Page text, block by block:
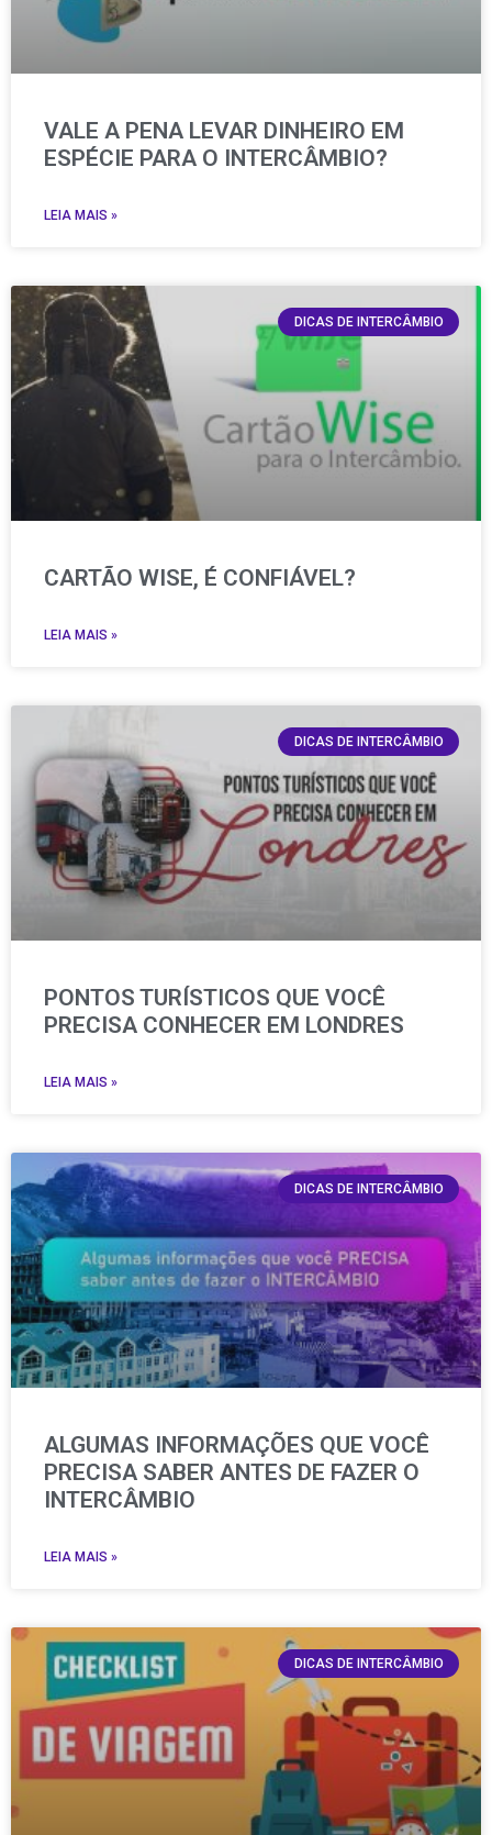
VALE A PENA LEVAR DINHEIRO EM
ESPÉCIE PARA O INTERCÂMBIO?
LEIA MAIS »
DICAS DE INTERCÂMBIO
CARTÃO WISE, É CONFIÁVEL?
LEIA MAIS »
DICAS DE INTERCÂMBIO
PONTOS TURÍSTICOS QUE VOCÊ
PRECISA CONHECER EM LONDRES
LEIA MAIS »
DICAS DE INTERCÂMBIO
ALGUMAS INFORMAÇÕES QUE VOCÊ
PRECISA SABER ANTES DE FAZER O
INTERCÂMBIO
LEIA MAIS »
DICAS DE INTERCÂMBIO